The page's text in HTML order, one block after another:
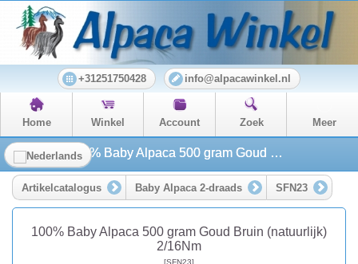
+31251750428 info@alpacawinkel.nl
Home Winkel Account Zoek Meer
100% Baby Alpaca 500 gram Goud Bruin (natuurlijk) 2/16Nm
Artikelcatalogus Baby Alpaca 2-draads SFN23
100% Baby Alpaca 500 gram Goud Bruin (natuurlijk)
2/16Nm
[SFN23]